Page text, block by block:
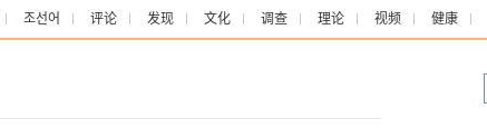
조선어 评论 发现 文化 调查 理论 视频 健康